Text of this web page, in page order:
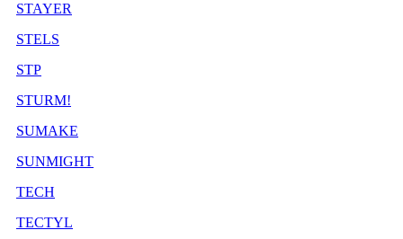
STAYER
STELS
STP
STURM!
SUMAKE
SUNMIGHT
TECH
TECTYL